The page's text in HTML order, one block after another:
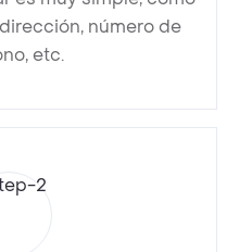
número de
etc.